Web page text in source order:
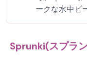
ークな水中ビ
Sprunki(スプラ